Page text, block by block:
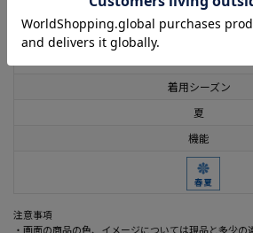
ポリエステル100%
着用シーズン
夏
機能
注意事項
・画面の商品の色、イメージについては現品と多少